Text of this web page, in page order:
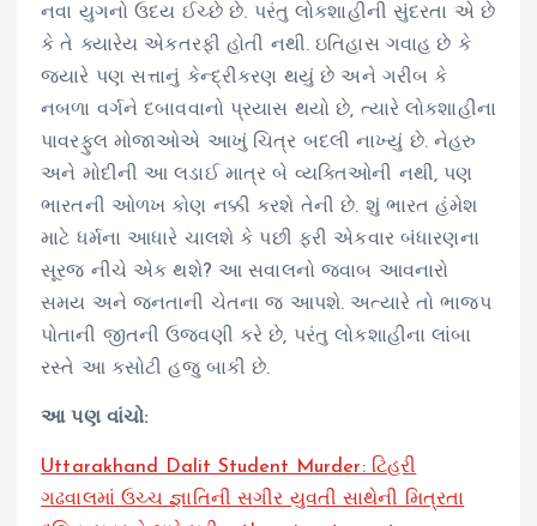
નવા યુગનો ઉદય ઈચ્છે છે. પરંતુ લોકશાહીની સુંદરતા એ છે
કે તે ક્યારેય એકતરફી હોતી નથી. ઇતિહાસ ગવાહ છે કે
જ્યારે પણ સત્તાનું કેન્દ્રીકરણ થયું છે અને ગરીબ કે
નબળા વર્ગને દબાવવાનો પ્રયાસ થયો છે, ત્યારે લોકશાહીના
પાવરફુલ મોજાઓએ આખું ચિત્ર બદલી નાખ્યું છે. નેહરુ
અને મોદીની આ લડાઈ માત્ર બે વ્યક્તિઓની નથી, પણ
ભારતની ઓળખ કોણ નક્કી કરશે તેની છે. શું ભારત હંમેશ
માટે ધર્મના આધારે ચાલશે કે પછી ફરી એકવાર બંધારણના
સૂરજ નીચે એક થશે? આ સવાલનો જવાબ આવનારો
સમય અને જનતાની ચેતના જ આપશે. અત્યારે તો ભાજપ
પોતાની જીતની ઉજવણી કરે છે, પરંતુ લોકશાહીના લાંબા
રસ્તે આ કસોટી હજુ બાકી છે.
આ પણ વાંચો:
Uttarakhand Dalit Student Murder: ટિહરી
ગઢવાલમાં ઉચ્ચ જ્ઞાતિની સગીર યુવતી સાથેની મિત્રતા